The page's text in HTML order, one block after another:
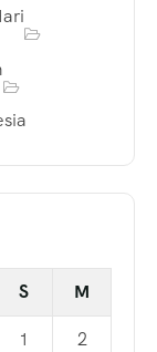
S M
1 2